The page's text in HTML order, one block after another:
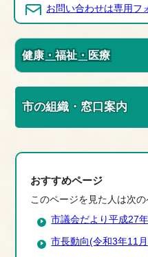
お問い合わせは専用フ
健康・福祉・医療
市の組織・窓口案内
おすすめページ
このページを見た人は次の
市議会だより平成27
市長動向(令和3年11